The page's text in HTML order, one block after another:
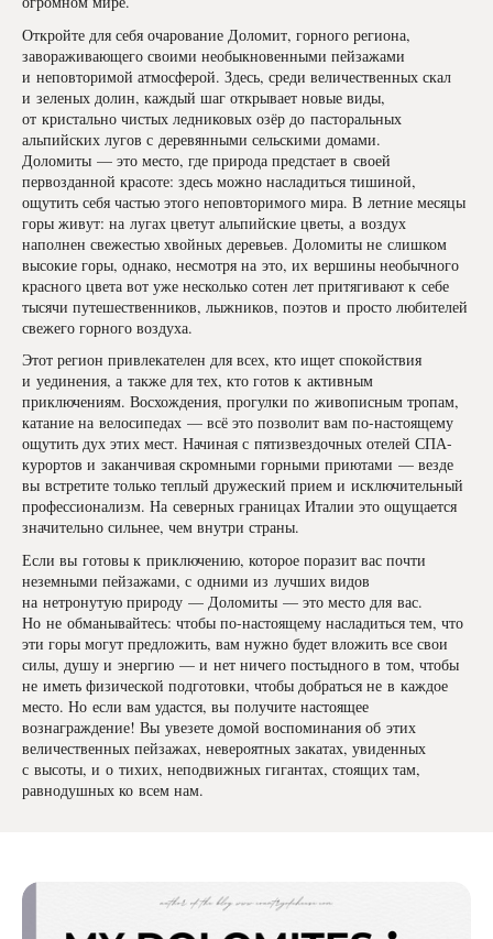
Откройте для себя очарование Доломит, горного региона,
завораживающего своими необыкновенными пейзажами
и неповторимой атмосферой. Здесь, среди величественных скал
и зеленых долин, каждый шаг открывает новые виды,
от кристально чистых ледниковых озёр до пасторальных
альпийских лугов с деревянными сельскими домами.
Доломиты — это место, где природа предстает в своей
первозданной красоте: здесь можно насладиться тишиной,
ощутить себя частью этого неповторимого мира. В летние месяцы
горы живут: на лугах цветут альпийские цветы, а воздух
наполнен свежестью хвойных деревьев. Доломиты не слишком
высокие горы, однако, несмотря на это, их вершины необычного
красного цвета вот уже несколько сотен лет притягивают к себе
тысячи путешественников, лыжников, поэтов и просто любителей
свежего горного воздуха.
Этот регион привлекателен для всех, кто ищет спокойствия
и уединения, а также для тех, кто готов к активным
приключениям. Восхождения, прогулки по живописным тропам,
катание на велосипедах — всё это позволит вам по-настоящему
ощутить дух этих мест. Начиная с пятизвездочных отелей СПА-
курортов и заканчивая скромными горными приютами — везде
вы встретите только теплый дружеский прием и исключительный
профессионализм. На северных границах Италии это ощущается
значительно сильнее, чем внутри страны.
Если вы готовы к приключению, которое поразит вас почти
неземными пейзажами, с одними из лучших видов
на нетронутую природу — Доломиты — это место для вас.
Но не обманывайтесь: чтобы по-настоящему насладиться тем, что
эти горы могут предложить, вам нужно будет вложить все свои
силы, душу и энергию — и нет ничего постыдного в том, чтобы
не иметь физической подготовки, чтобы добраться не в каждое
место. Но если вам удастся, вы получите настоящее
вознаграждение! Вы увезете домой воспоминания об этих
величественных пейзажах, невероятных закатах, увиденных
с высоты, и о тихих, неподвижных гигантах, стоящих там,
равнодушных ко всем нам.